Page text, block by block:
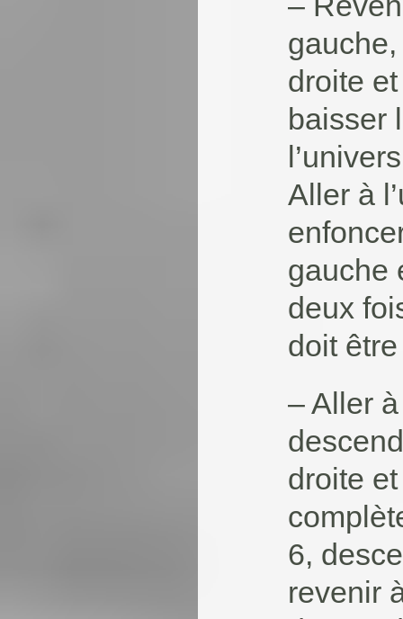
droite
baisser
Aller à
gauche
deux
doit
– Aller
droite
6,
revenir